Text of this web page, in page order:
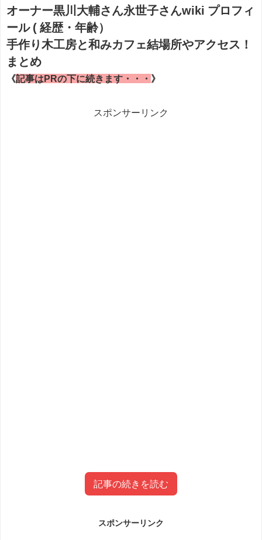
オーナー黒川大輔さん永世子さんwiki プロフィ
ール ( 経歴・年齢）
手作り木工房と和みカフェ結場所やアクセス！
まとめ
《記事はPRの下に続きます・・・ 》
スポンサーリンク
記事の続きを読む
スポンサーリンク